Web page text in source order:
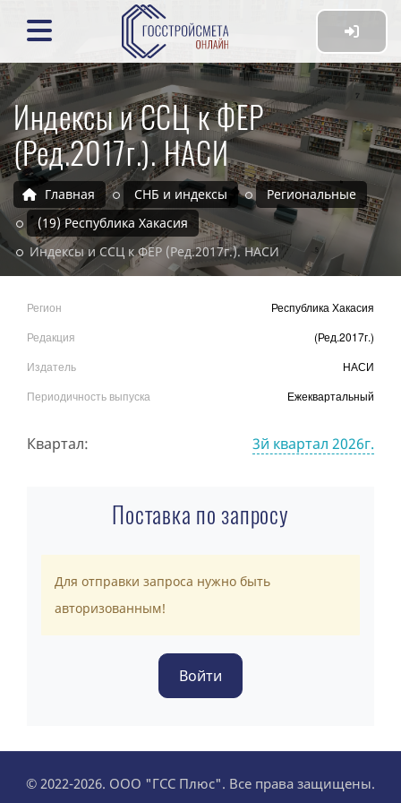
Индексы и ССЦ к ФЕР
(Ред.2017г.). НАСИ
Главная СНБ и индексы
Региональные
(19) Республика Хакасия
Индексы и ССЦ к ФЕР (Ред.2017г.). НАСИ
Регион
Республика Хакасия
Редакция
(Ред.2017г.)
Издатель
НАСИ
Периодичность выпуска
Ежеквартальный
Квартал: 3й квартал 2026г.
Поставка по запросу
Для отправки запроса нужно быть
авторизованным!
© 2022-2026. ООО "ГСС Плюс". Все права защищены.